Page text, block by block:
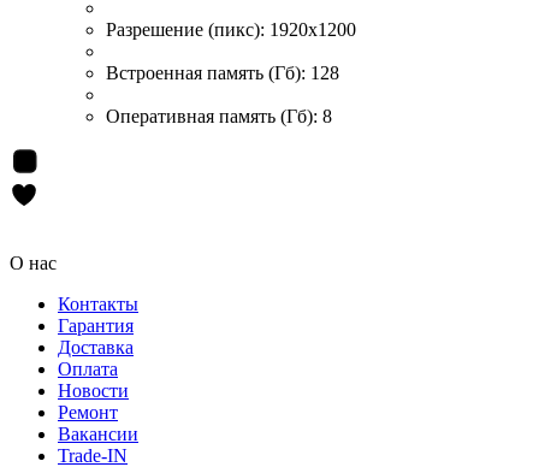
Разрешение (пикс): 1920x1200
Встроенная память (Гб): 128
Оперативная память (Гб): 8
О нас
Контакты
Гарантия
Доставка
Оплата
Новости
Ремонт
Вакансии
Trade-IN